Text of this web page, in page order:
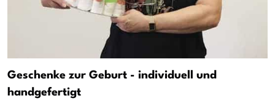
Geschenke zur Geburt - individuell und
handgefertigt